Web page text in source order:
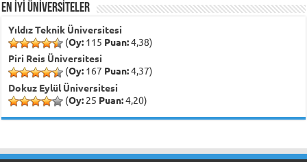
EN İYİ ÜNİVERSİTELER
Yıldız Teknik Üniversitesi
(Oy: 115 Puan:4,38)
Piri Reis Üniversitesi
(Oy: 167 Puan:4,37)
Dokuz Eylül Üniversitesi
(Oy: 25 Puan:4,20)